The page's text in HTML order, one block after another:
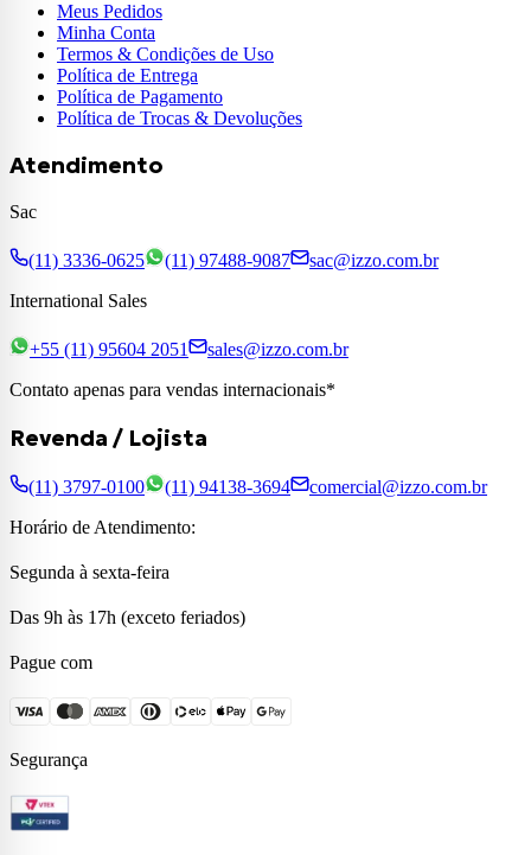
Meus Pedidos
Minha Conta
Termos & Condições de Uso
Política de Entrega
Política de Pagamento
Política de Trocas & Devoluções
Atendimento
Sac
(11) 3336-0625 (11) 97488-9087
sac@izzo.com.br
International Sales
+55 (11) 95604 2051
sales@izzo.com.br
Contato apenas para vendas internacionais*
Revenda / Lojista
(11) 3797-0100 (11) 94138-3694
comercial@izzo.com.br
Horário de Atendimento:
Segunda à sexta-feira
Das 9h às 17h (exceto feriados)
Pague com
Segurança